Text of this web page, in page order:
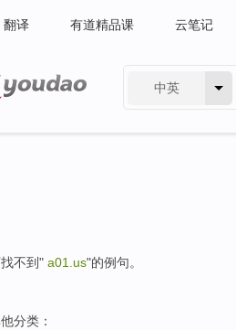
翻译 有道精品课 云笔记
中英
不到" a01.us"的例句。
分类：